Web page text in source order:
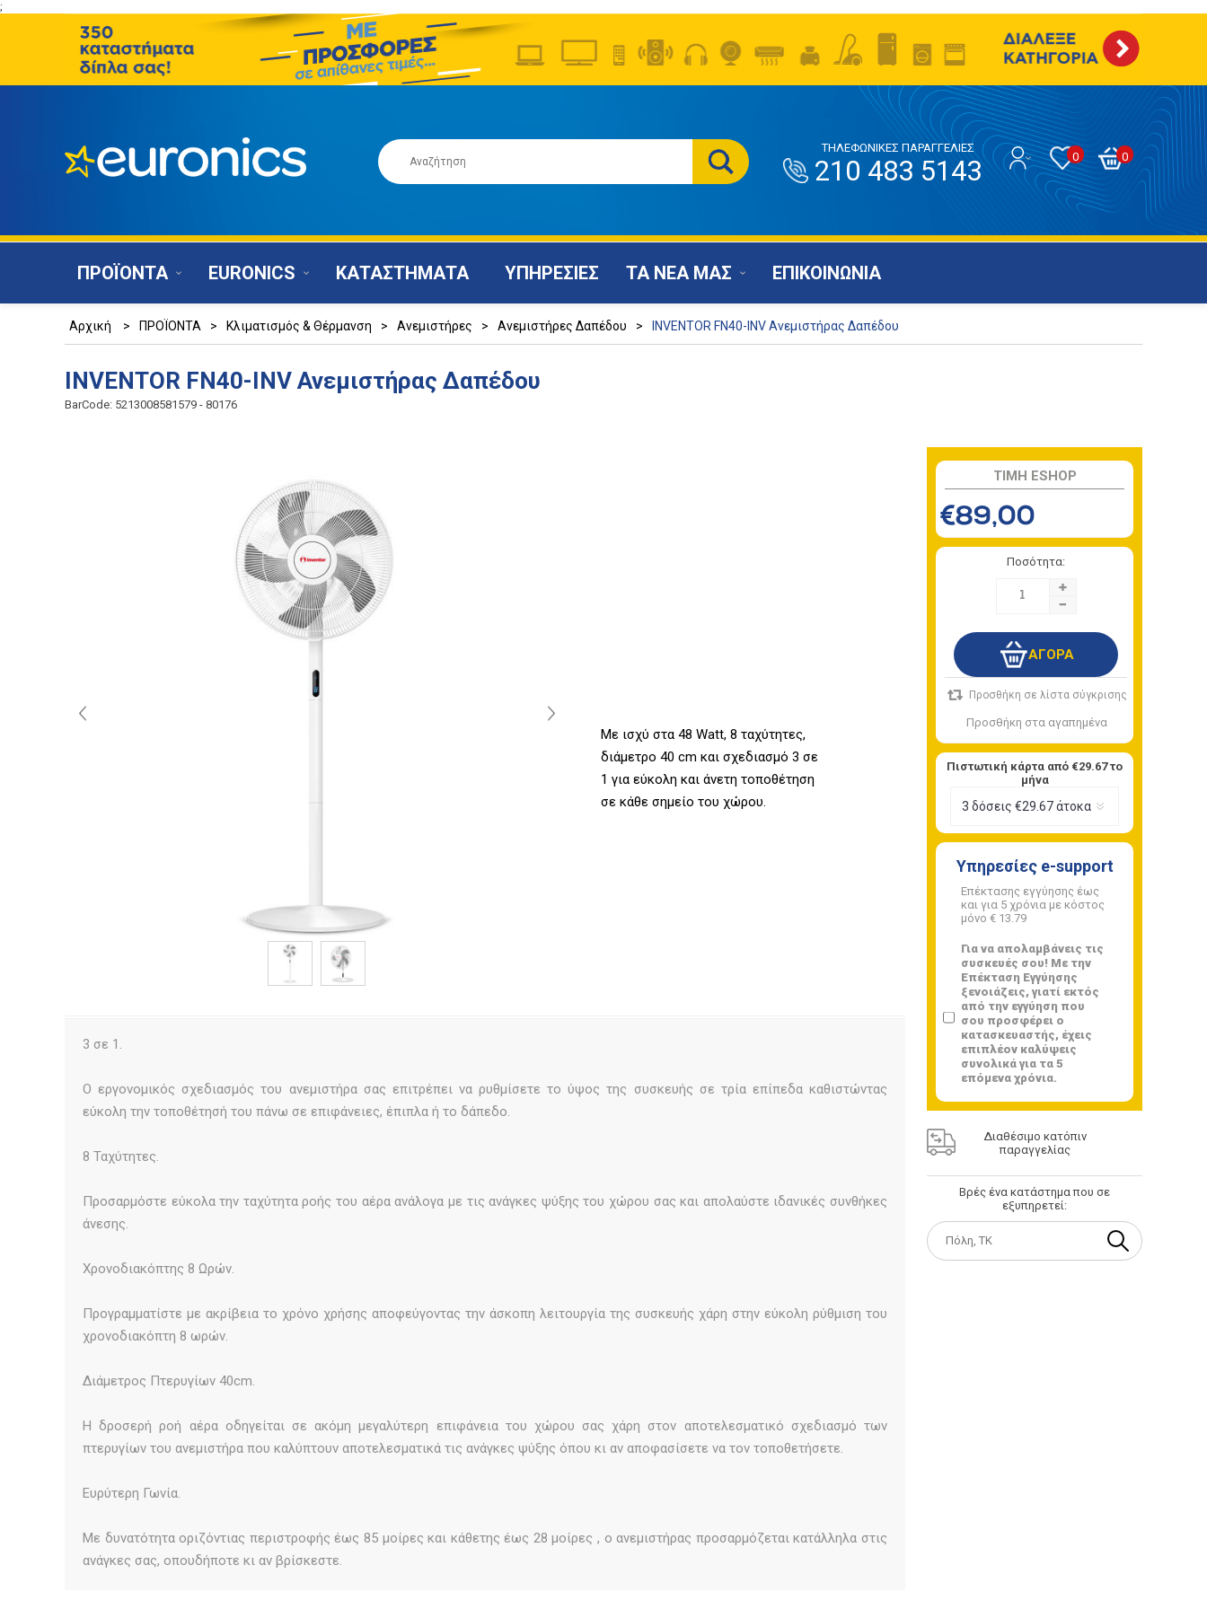
;
0
0
ΤΗΛΕΦΩΝΙΚΕΣ ΠΑΡΑΓΓΕΛΙΕΣ
210 483 5143
ΠΡΟΪΟΝΤΑ EURONICS ΚΑΤΑΣΤΗΜΑΤΑ ΥΠΗΡΕΣΙΕΣ ΤΑ ΝΕΑ ΜΑΣ ΕΠΙΚΟΙΝΩΝΙΑ
Αρχική > ΠΡΟΪΟΝΤΑ > Κλιματισμός & Θέρμανση > Ανεμιστήρες > Ανεμιστήρες Δαπέδου > INVENTOR FN40-INV Ανεμιστήρας Δαπέδου
INVENTOR FN40-INV Ανεμιστήρας Δαπέδου
BarCode: 5213008581579 - 80176
Με ισχύ στα 48 Watt, 8 ταχύτητες,
διάμετρο 40 cm και σχεδιασμό 3 σε
1 για εύκολη και άνετη τοποθέτηση
σε κάθε σημείο του χώρου.
3 σε 1.
Ο εργονομικός σχεδιασμός του ανεμιστήρα σας επιτρέπει να ρυθμίσετε το ύψος της συσκευής σε τρία επίπεδα καθιστώντας
εύκολη την τοποθέτησή του πάνω σε επιφάνειες, έπιπλα ή το δάπεδο.
8 Ταχύτητες.
Προσαρμόστε εύκολα την ταχύτητα ροής του αέρα ανάλογα με τις ανάγκες ψύξης του χώρου σας και απολαύστε ιδανικές συνθήκες
άνεσης.
Χρονοδιακόπτης 8 Ωρών.
Προγραμματίστε με ακρίβεια το χρόνο χρήσης αποφεύγοντας την άσκοπη λειτουργία της συσκευής χάρη στην εύκολη ρύθμιση του
χρονοδιακόπτη 8 ωρών.
Διάμετρος Πτερυγίων 40cm.
Η δροσερή ροή αέρα οδηγείται σε ακόμη μεγαλύτερη επιφάνεια του χώρου σας χάρη στον αποτελεσματικό σχεδιασμό των
πτερυγίων του ανεμιστήρα που καλύπτουν αποτελεσματικά τις ανάγκες ψύξης όπου κι αν αποφασίσετε να τον τοποθετήσετε.
Ευρύτερη Γωνία.
Με δυνατότητα οριζόντιας περιστροφής έως 85 μοίρες και κάθετης έως 28 μοίρες , ο ανεμιστήρας προσαρμόζεται κατάλληλα στις
ανάγκες σας, οπουδήποτε κι αν βρίσκεστε.
TIMH ESHOP
€89,00
Ποσότητα:
+
-
Πιστωτική κάρτα από €29.67το
μήνα
Υπηρεσίες e-support
Επέκτασης εγγύησης έως
και για 5 χρόνια με κόστος
μόνο € 13.79
Για να απολαμβάνεις τις
συσκευές σου! Με την
Επέκταση Εγγύησης
ξενοιάζεις, γιατί εκτός
από την εγγύηση που
σου προσφέρει ο
κατασκευαστής, έχεις
επιπλέον καλύψεις
συνολικά για τα 5
επόμενα χρόνια.
Διαθέσιμο κατόπιν
παραγγελίας
Βρές ένα κατάστημα που σε
εξυπηρετεί: